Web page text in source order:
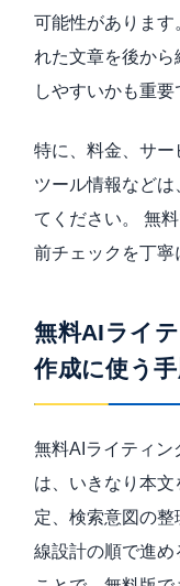
可能性があります
れた文章を後か
しやすいかも重要
特に、料金、サ
ツール情報など
てください。 無
前チェックを丁寧
無料AIライ
作成に使う
無料AIライティン
は、いきなり本
定、検索意図の
線設計の順で進め